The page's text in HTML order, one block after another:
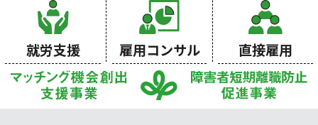
就労支援 雇用コンサル 直接雇用